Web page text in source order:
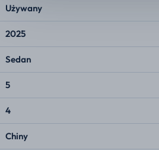
Używany
2025
Sedan
5
4
Chiny